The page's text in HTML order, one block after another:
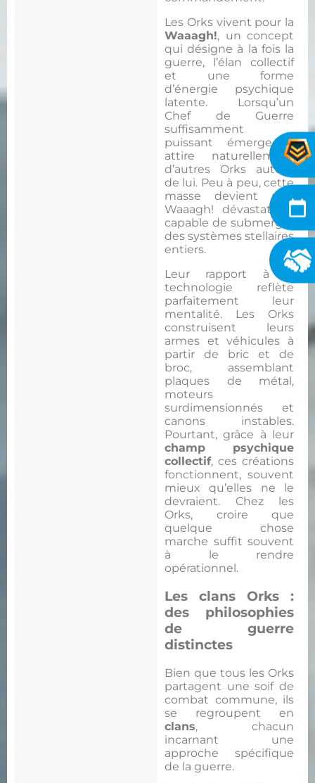
Les Orks vivent pour la
Waaagh!, un concept
qui désigne à la fois la
guerre, l’élan collectif
et une forme
d’énergie psychique
latente. Lorsqu’un
Chef de Guerre
suffisamment
puissant émerge, il
attire naturellement
d’autres Orks autour
de lui. Peu à peu, cette
masse devient une
Waaagh! dévastatrice,
capable de submerger
des systèmes stellaires
entiers.
Leur rapport à la
technologie reflète
parfaitement leur
mentalité. Les Orks
construisent leurs
armes et véhicules à
partir de bric et de
broc, assemblant
plaques de métal,
moteurs
surdimensionnés et
canons instables.
Pourtant, grâce à leur
champ psychique
collectif, ces créations
fonctionnent, souvent
mieux qu’elles ne le
devraient. Chez les
Orks, croire que
quelque chose
marche suffit souvent
à le rendre
opérationnel.
Les clans Orks :
des philosophies
de guerre
distinctes
Bien que tous les Orks
partagent une soif de
combat commune, ils
se regroupent en
clans, chacun
incarnant une
approche spécifique
de la guerre.